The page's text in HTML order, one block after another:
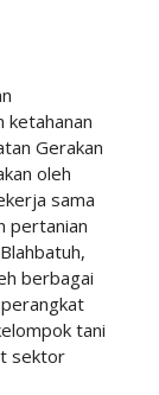
ketahanan
Gerakan
oleh
sama
pertanian
berbagai
tani
sektor